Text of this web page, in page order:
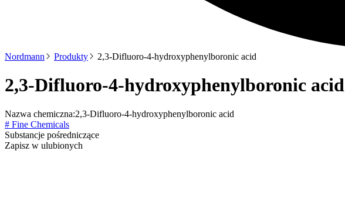
Nordmann Produkty 2,3-Difluoro-4-hydroxyphenylboronic acid
2,3-Difluoro-4-hydroxyphenylboronic acid
Nazwa chemiczna:2,3-Difluoro-4-hydroxyphenylboronic acid
# Fine Chemicals
Substancje pośredniczące
Zapisz w ulubionych